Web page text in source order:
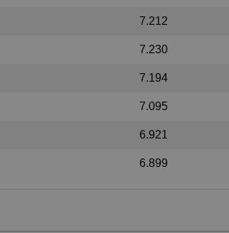
7.212
7.230
7.194
7.095
6.921
6.899